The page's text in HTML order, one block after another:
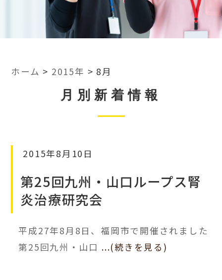
ホーム > 2015年 > 8月
月別新着情報
2015年8月10日
第25回九州・山口ループス腎
炎治療研究会
平成27年8月8日、福岡市で開催されました
第25回九州・山口 ...(続きを見る)